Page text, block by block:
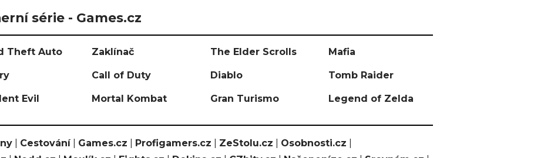
série - Games.cz
Theft Auto Zaklínač The Elder Scrolls Mafia
Call of Duty Diablo Tomb Raider
Evil Mortal Kombat Gran Turismo Legend of Zelda
Cestování| Games.cz Profigamers.cz ZeStolu.cz Osobnosti.cz